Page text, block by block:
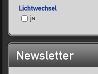
Lichtwechsel
ja
Newsletter